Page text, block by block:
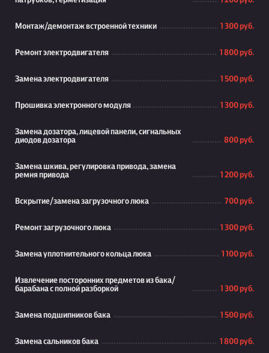
Монтаж/демонтаж встроенной техники 1 300 руб.
Ремонт электродвигателя 1 800 руб.
Замена электродвигателя 1 500 руб.
Прошивка электронного модуля 1 300 руб.
Замена дозатора, лицевой панели, сигнальных
диодов дозатора
800 руб.
Замена шкива, регулировка привода, замена
ремня привода
1 200 руб.
Вскрытие/замена загрузочного люка 700 руб.
Ремонт загрузочного люка 1 300 руб.
Замена уплотнительного кольца люка 1 100 руб.
Извлечение посторонних предметов из бака/
барабана с полной разборкой
1 300 руб.
Замена подшипников бака 1 500 руб.
Замена сальников бака 1 800 руб.